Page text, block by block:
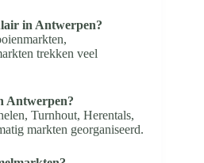
in Antwerpen?
trekken veel
Antwerpen?
Turnhout, Herentals,
markten georganiseerd.